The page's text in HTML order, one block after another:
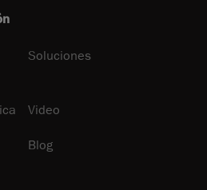
Soluciones
Video
Blog